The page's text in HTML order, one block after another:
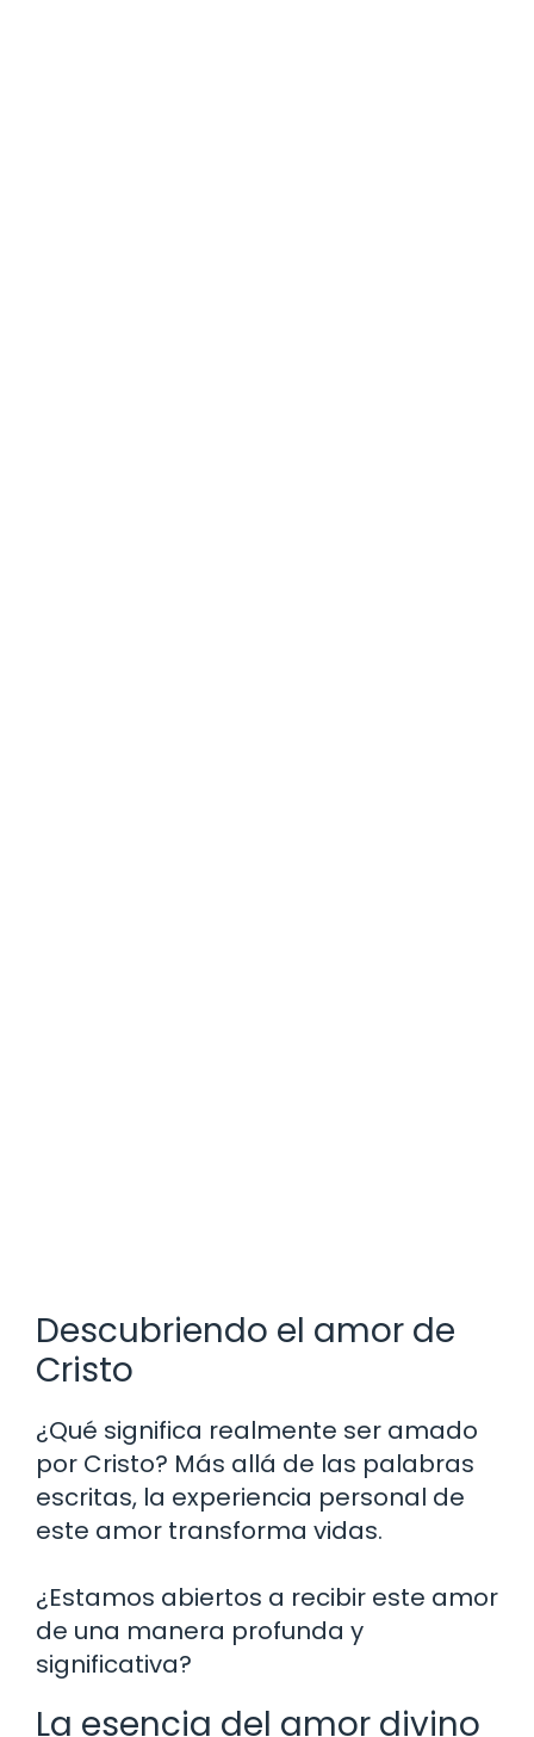
Descubriendo el amor de
Cristo
¿Qué significa realmente ser amado
por Cristo? Más allá de las palabras
escritas, la experiencia personal de
este amor transforma vidas.
¿Estamos abiertos a recibir este amor
de una manera profunda y
significativa?
La esencia del amor divino